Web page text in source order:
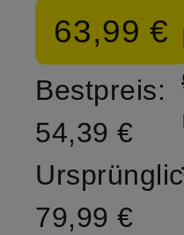
63,99 €
Bestpreis:
54,39 €
79,99 €